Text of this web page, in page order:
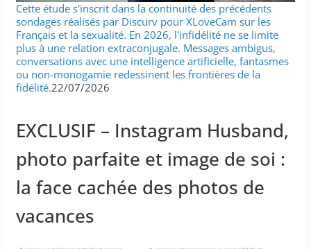
Cette étude s'inscrit dans la continuité des précédents
sondages réalisés par Discurv pour XLoveCam sur les
Français et la sexualité. En 2026, l'infidélité ne se limite
plus à une relation extraconjugale. Messages ambigus,
conversations avec une intelligence artificielle, fantasmes
ou non-monogamie redessinent les frontières de la
fidélité.22/07/2026
EXCLUSIF – Instagram Husband,
photo parfaite et image de soi :
la face cachée des photos de
vacances